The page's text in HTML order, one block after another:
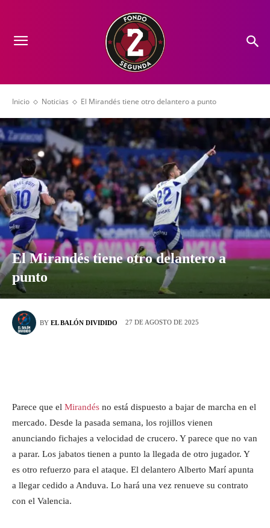
Inicio Noticias El Mirandés tiene otro delantero a punto
El Mirandés tiene otro delantero a
punto
BY EL BALÓN DIVIDIDO 27 DE AGOSTO DE 2025
Parece que el Mirandés no está dispuesto a bajar de marcha en el
mercado. Desde la pasada semana, los rojillos vienen
anunciando fichajes a velocidad de crucero. Y parece que no van
a parar. Los jabatos tienen a punto la llegada de otro jugador. Y
es otro refuerzo para el ataque. El delantero Alberto Marí apunta
a llegar cedido a Anduva. Lo hará una vez renueve su contrato
con el Valencia.